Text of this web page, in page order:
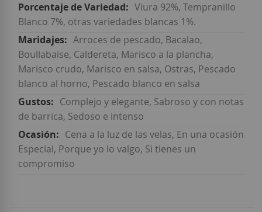
Viura 92%, Tempranillo
Blanco 7%, otras variedades blancas 1%.
Arroces de pescado, Bacalao,
Boullabaise, Caldereta, Marisco a la plancha,
Marisco crudo, Marisco en salsa, Ostras, Pescado
blanco al horno, Pescado blanco en salsa
Complejo y elegante, Sabroso y con notas
de barrica, Sedoso e intenso
Cena a la luz de las velas, En una ocasión
Especial, Porque yo lo valgo, Si tienes un
compromiso